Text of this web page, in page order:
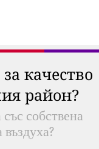
качество
район?
собствена
въздуха?